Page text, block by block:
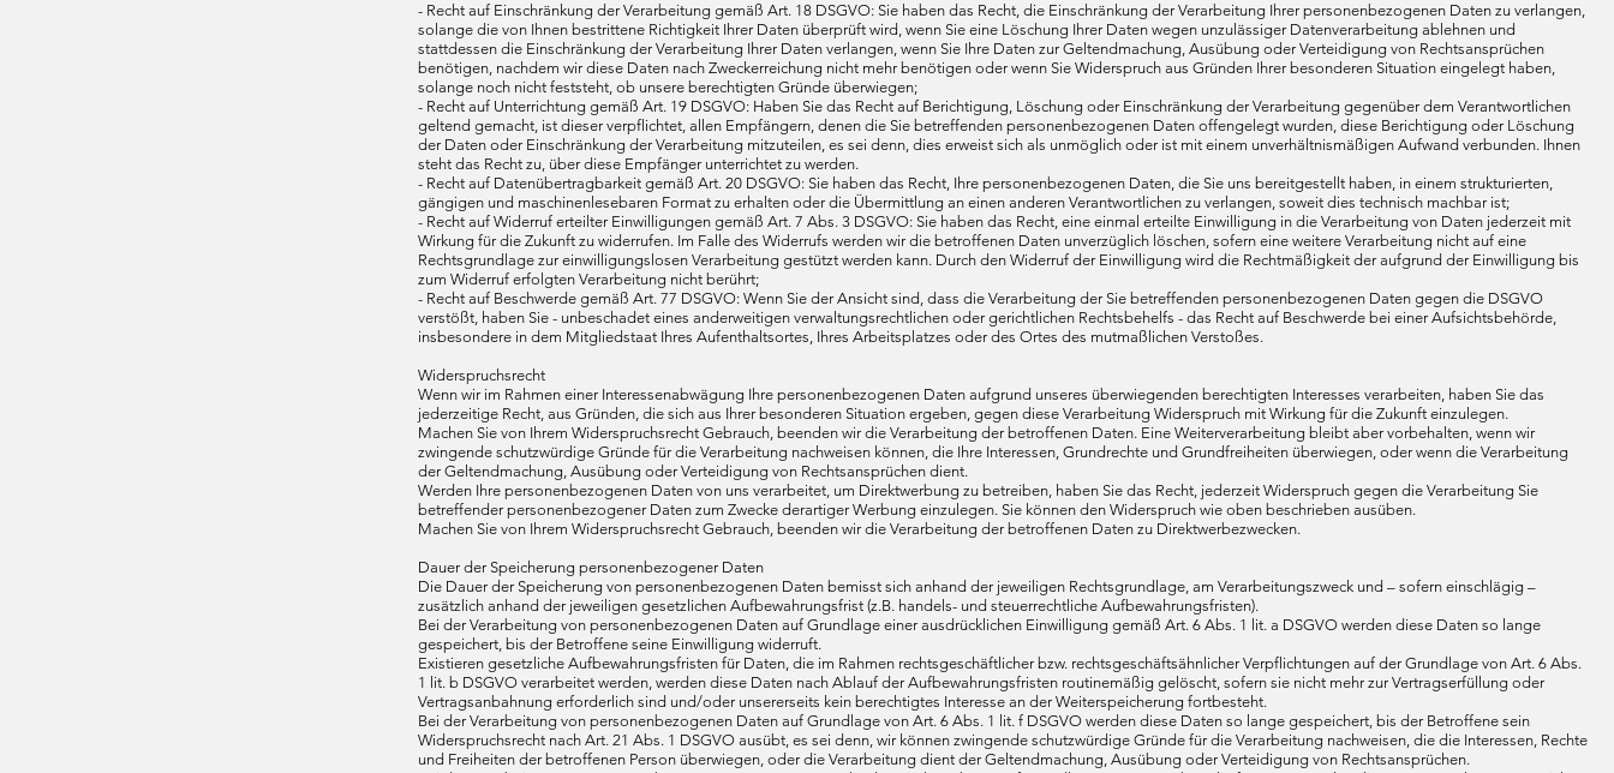
- Recht auf Einschränkung der Verarbeitung gemäß Art. 18 DSGVO: Sie haben das Recht, die Einschränkung der Verarbeitung Ihrer personenbezogenen Daten zu verlangen,
solange die von Ihnen bestrittene Richtigkeit Ihrer Daten überprüft wird, wenn Sie eine Löschung Ihrer Daten wegen unzulässiger Datenverarbeitung ablehnen und
stattdessen die Einschränkung der Verarbeitung Ihrer Daten verlangen, wenn Sie Ihre Daten zur Geltendmachung, Ausübung oder Verteidigung von Rechtsansprüchen
benötigen, nachdem wir diese Daten nach Zweckerreichung nicht mehr benötigen oder wenn Sie Widerspruch aus Gründen Ihrer besonderen Situation eingelegt haben,
solange noch nicht feststeht, ob unsere berechtigten Gründe überwiegen;
- Recht auf Unterrichtung gemäß Art. 19 DSGVO: Haben Sie das Recht auf Berichtigung, Löschung oder Einschränkung der Verarbeitung gegenüber dem Verantwortlichen
geltend gemacht, ist dieser verpflichtet, allen Empfängern, denen die Sie betreffenden personenbezogenen Daten offengelegt wurden, diese Berichtigung oder Löschung
der Daten oder Einschränkung der Verarbeitung mitzuteilen, es sei denn, dies erweist sich als unmöglich oder ist mit einem unverhältnismäßigen Aufwand verbunden. Ihnen
steht das Recht zu, über diese Empfänger unterrichtet zu werden.
- Recht auf Datenübertragbarkeit gemäß Art. 20 DSGVO: Sie haben das Recht, Ihre personenbezogenen Daten, die Sie uns bereitgestellt haben, in einem strukturierten,
gängigen und maschinenlesebaren Format zu erhalten oder die Übermittlung an einen anderen Verantwortlichen zu verlangen, soweit dies technisch machbar ist;
- Recht auf Widerruf erteilter Einwilligungen gemäß Art. 7 Abs. 3 DSGVO: Sie haben das Recht, eine einmal erteilte Einwilligung in die Verarbeitung von Daten jederzeit mit
Wirkung für die Zukunft zu widerrufen. Im Falle des Widerrufs werden wir die betroffenen Daten unverzüglich löschen, sofern eine weitere Verarbeitung nicht auf eine
Rechtsgrundlage zur einwilligungslosen Verarbeitung gestützt werden kann. Durch den Widerruf der Einwilligung wird die Rechtmäßigkeit der aufgrund der Einwilligung bis
zum Widerruf erfolgten Verarbeitung nicht berührt;
- Recht auf Beschwerde gemäß Art. 77 DSGVO: Wenn Sie der Ansicht sind, dass die Verarbeitung der Sie betreffenden personenbezogenen Daten gegen die DSGVO
verstößt, haben Sie - unbeschadet eines anderweitigen verwaltungsrechtlichen oder gerichtlichen Rechtsbehelfs - das Recht auf Beschwerde bei einer Aufsichtsbehörde,
insbesondere in dem Mitgliedstaat Ihres Aufenthaltsortes, Ihres Arbeitsplatzes oder des Ortes des mutmaßlichen Verstoßes.
Widerspruchsrecht
Wenn wir im Rahmen einer Interessenabwägung Ihre personenbezogenen Daten aufgrund unseres überwiegenden berechtigten Interesses verarbeiten, haben Sie das
jederzeitige Recht, aus Gründen, die sich aus Ihrer besonderen Situation ergeben, gegen diese Verarbeitung Widerspruch mit Wirkung für die Zukunft einzulegen.
Machen Sie von Ihrem Widerspruchsrecht Gebrauch, beenden wir die Verarbeitung der betroffenen Daten. Eine Weiterverarbeitung bleibt aber vorbehalten, wenn wir
zwingende schutzwürdige Gründe für die Verarbeitung nachweisen können, die Ihre Interessen, Grundrechte und Grundfreiheiten überwiegen, oder wenn die Verarbeitung
der Geltendmachung, Ausübung oder Verteidigung von Rechtsansprüchen dient.
Werden Ihre personenbezogenen Daten von uns verarbeitet, um Direktwerbung zu betreiben, haben Sie das Recht, jederzeit Widerspruch gegen die Verarbeitung Sie
betreffender personenbezogener Daten zum Zwecke derartiger Werbung einzulegen. Sie können den Widerspruch wie oben beschrieben ausüben.
Machen Sie von Ihrem Widerspruchsrecht Gebrauch, beenden wir die Verarbeitung der betroffenen Daten zu Direktwerbezwecken.
Dauer der Speicherung personenbezogener Daten
Die Dauer der Speicherung von personenbezogenen Daten bemisst sich anhand der jeweiligen Rechtsgrundlage, am Verarbeitungszweck und – sofern einschlägig –
zusätzlich anhand der jeweiligen gesetzlichen Aufbewahrungsfrist (z.B. handels- und steuerrechtliche Aufbewahrungsfristen).
Bei der Verarbeitung von personenbezogenen Daten auf Grundlage einer ausdrücklichen Einwilligung gemäß Art. 6 Abs. 1 lit. a DSGVO werden diese Daten so lange
gespeichert, bis der Betroffene seine Einwilligung widerruft.
Existieren gesetzliche Aufbewahrungsfristen für Daten, die im Rahmen rechtsgeschäftlicher bzw. rechtsgeschäftsähnlicher Verpflichtungen auf der Grundlage von Art. 6 Abs.
1 lit. b DSGVO verarbeitet werden, werden diese Daten nach Ablauf der Aufbewahrungsfristen routinemäßig gelöscht, sofern sie nicht mehr zur Vertragserfüllung oder
Vertragsanbahnung erforderlich sind und/oder unsererseits kein berechtigtes Interesse an der Weiterspeicherung fortbesteht.
Bei der Verarbeitung von personenbezogenen Daten auf Grundlage von Art. 6 Abs. 1 lit. f DSGVO werden diese Daten so lange gespeichert, bis der Betroffene sein
Widerspruchsrecht nach Art. 21 Abs. 1 DSGVO ausübt, es sei denn, wir können zwingende schutzwürdige Gründe für die Verarbeitung nachweisen, die die Interessen, Rechte
und Freiheiten der betroffenen Person überwiegen, oder die Verarbeitung dient der Geltendmachung, Ausübung oder Verteidigung von Rechtsansprüchen.